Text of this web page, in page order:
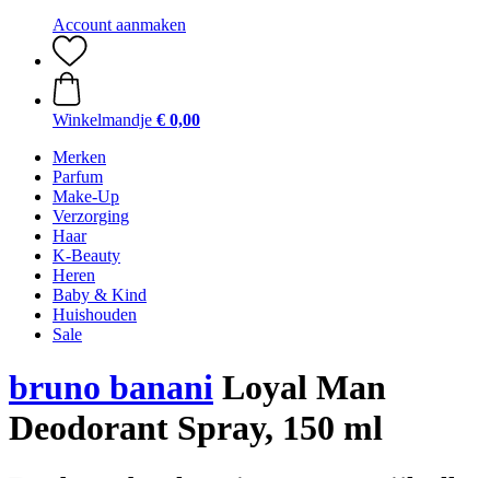
Account aanmaken
Winkelmandje € 0,00
Merken
Parfum
Make-Up
Verzorging
Haar
K-Beauty
Heren
Baby & Kind
Huishouden
Sale
bruno banani Loyal Man
Deodorant Spray, 150 ml